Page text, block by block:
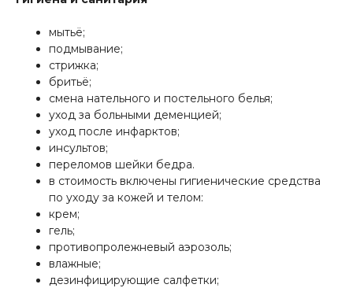
мытьё;
подмывание;
стрижка;
бритьё;
смена нательного и постельного белья;
уход за больными деменцией;
уход после инфарктов;
инсультов;
переломов шейки бедра.
в стоимость включены гигиенические средства
по уходу за кожей и телом:
крем;
гель;
противопролежневый аэрозоль;
влажные;
дезинфицирующие салфетки;